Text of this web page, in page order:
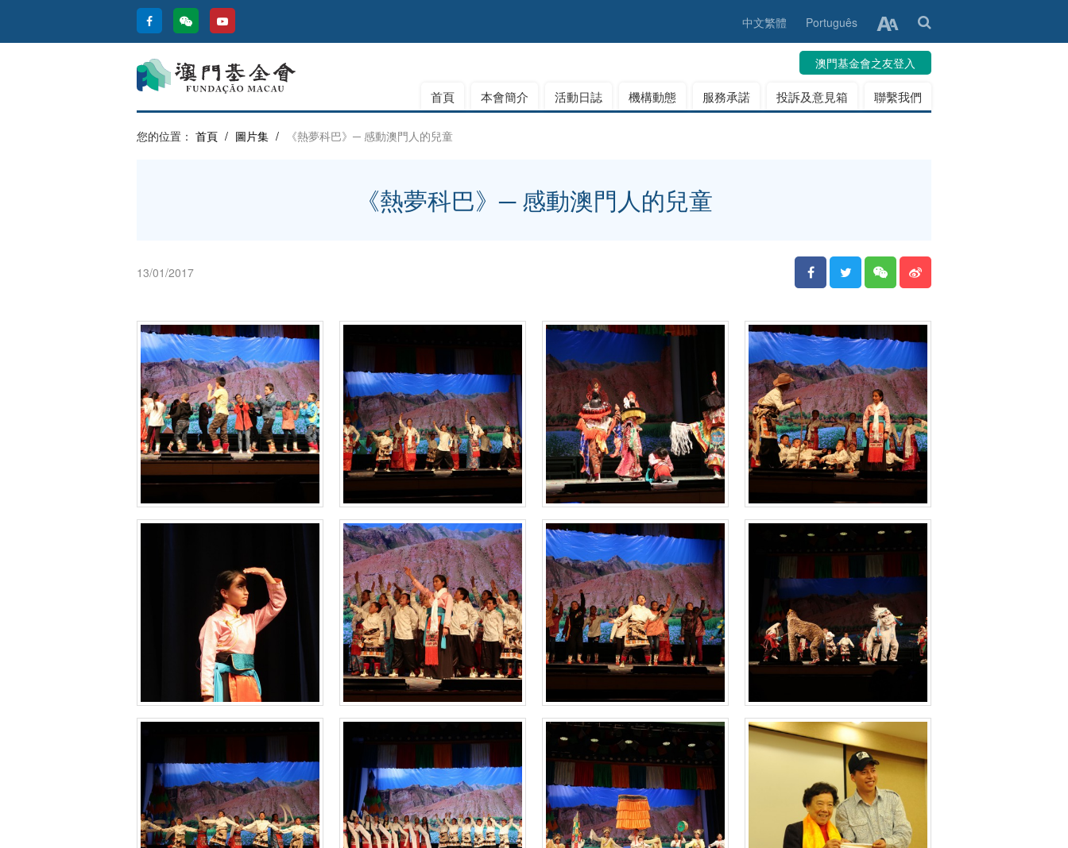
中文繁體 Português
澳門基金會之友登入
首頁 本會簡介 活動日誌 機構動態 服務承諾 投訴及意見箱 聯繫我們
您的位置： 首頁 / 圖片集 / 《熱夢科巴》─ 感動澳門人的兒童
《熱夢科巴》─ 感動澳門人的兒童
13/01/2017